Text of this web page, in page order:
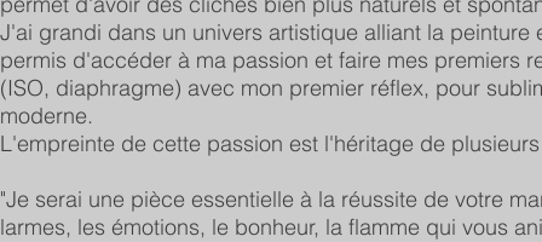
J'ai grandi dans un univers artistique alliant la
permis d'accéder à ma passion et faire mes premiers
(ISO, diaphragme) avec mon premier réflex, pour
moderne.
L'empreinte de cette passion est l'héritage de
"Je serai une pièce essentielle à la réussite de votre
larmes, les émotions, le bonheur, la flamme qui vous